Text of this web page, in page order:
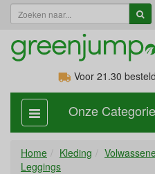
Voor 21.30
categorie
aan,
Onze
Home Kleding
Leggings